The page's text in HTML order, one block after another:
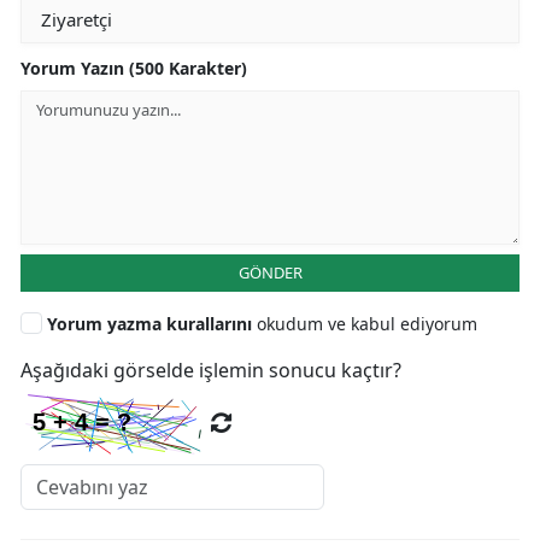
Yorum Yazın (500 Karakter)
GÖNDER
Yorum yazma kurallarını okudum ve kabul ediyorum
Aşağıdaki görselde işlemin sonucu kaçtır?